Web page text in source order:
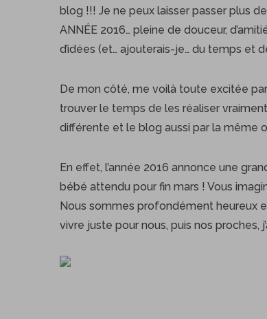
blog !!! Je ne peux laisser passer plus
ANNÉE 2016… pleine de douceur,
d’idées (et… ajouterais-je… du temps et
De mon côté, me voilà toute excitée
trouver le temps de les réaliser
différente et le blog aussi par la même
En effet, l’année 2016 annonce une
bébé attendu pour fin mars ! Vous
Nous sommes profondément heureux
vivre juste pour nous, puis nos proches,